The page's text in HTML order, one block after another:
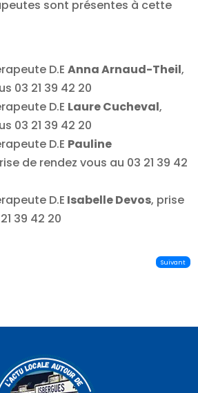
sont présentes à cette
D.EAnna Arnaud-Theil,
03 21 39 42 20
D.E Laure Cucheval,
03 21 39 42 20
D.E Pauline
de rendez vous au 03 21 39 42
D.E Isabelle Devos, prise
39 42 20
Suivant